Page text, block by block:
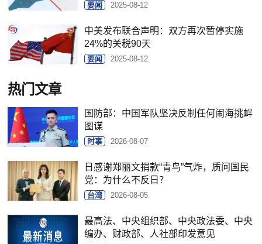
要闻 2025-08-12
中美发布联合声明：双方再次暂停实施
24%的关税90天
要闻 2025-08-12
热门文章
国防部：中国军队坚决反制任何闹海挑衅
图谋
时事 2026-08-07
日感谢郑丽文捐款“青鸟”气炸，质问国民
党：为什么不反日？
台湾 2026-08-05
最高法、中央组织部、中央政法委、中央
编办、财政部、人社部印发意见